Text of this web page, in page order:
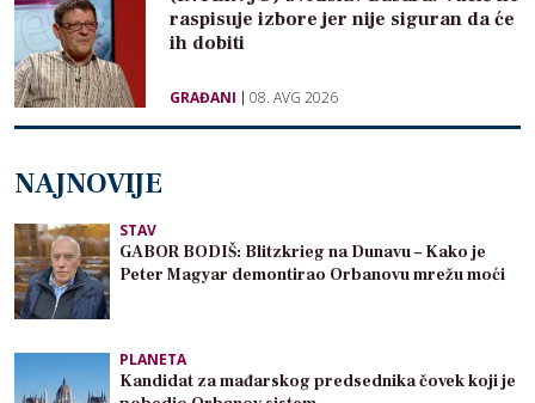
raspisuje izbore jer nije siguran da će
ih dobiti
GRAĐANI 08. AVG 2026
NAJNOVIJE
STAV
GABOR BODIŠ: Blitzkrieg na Dunavu – Kako je
Peter Magyar demontirao Orbanovu mrežu moći
PLANETA
Kandidat za mađarskog predsednika čovek koji je